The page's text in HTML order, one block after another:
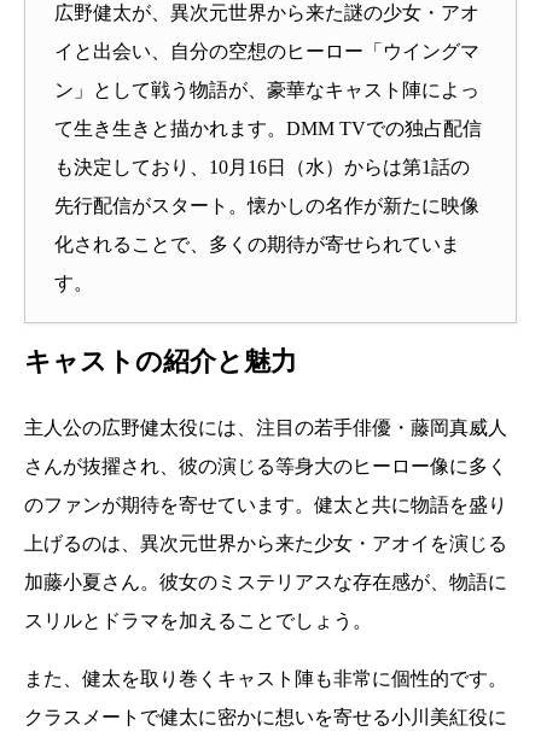
広野健太が、異次元世界から来た謎の少女・アオ
イと出会い、自分の空想のヒーロー「ウイングマ
ン」として戦う物語が、豪華なキャスト陣によっ
て生き生きと描かれます。DMM TVでの独占配信
も決定しており、10月16日（水）からは第1話の
先行配信がスタート。懐かしの名作が新たに映像
化されることで、多くの期待が寄せられていま
す。
キャストの紹介と魅力
主人公の広野健太役には、注目の若手俳優・藤岡真威人
さんが抜擢され、彼の演じる等身大のヒーロー像に多く
のファンが期待を寄せています。健太と共に物語を盛り
上げるのは、異次元世界から来た少女・アオイを演じる
加藤小夏さん。彼女のミステリアスな存在感が、物語に
スリルとドラマを加えることでしょう。
また、健太を取り巻くキャスト陣も非常に個性的です。
クラスメートで健太に密かに想いを寄せる小川美紅役に